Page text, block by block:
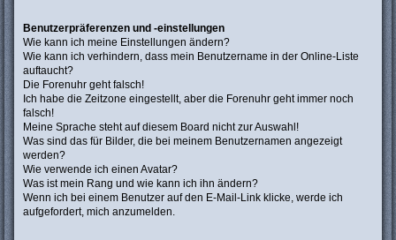
Benutzerpräferenzen und -einstellungen
Wie kann ich meine Einstellungen ändern?
Wie kann ich verhindern, dass mein Benutzername in der Online-Liste
auftaucht?
Die Forenuhr geht falsch!
Ich habe die Zeitzone eingestellt, aber die Forenuhr geht immer noch
falsch!
Meine Sprache steht auf diesem Board nicht zur Auswahl!
Was sind das für Bilder, die bei meinem Benutzernamen angezeigt
werden?
Wie verwende ich einen Avatar?
Was ist mein Rang und wie kann ich ihn ändern?
Wenn ich bei einem Benutzer auf den E-Mail-Link klicke, werde ich
aufgefordert, mich anzumelden.